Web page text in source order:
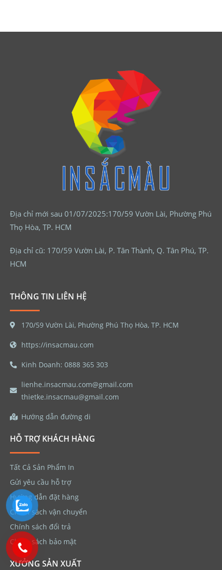
Địa chỉ mới sau 01/07/2025:170/59 Vườn Lài, Phường Phú
Thọ Hòa, TP. HCM
Địa chỉ cũ: 170/59 Vườn Lài, P. Tân Thành, Q. Tân Phú, TP.
HCM
THÔNG TIN LIÊN HỆ
170/59 Vườn Lài, Phường Phú Thọ Hòa, TP. HCM
https://insacmau.com
Kinh Doanh: 0888 365 303
lienhe.insacmau.com@gmail.com
thietke.insacmau@gmail.com
Hướng dẫn đường di
HỖ TRỢ KHÁCH HÀNG
Tất Cả Sản Phẩm In
Gửi yêu cầu hỗ trợ
Hướng dẫn đặt hàng
Chính sách vận chuyển
Chính sách đổi trả
Chính sách bảo mật
XƯỞNG SẢN XUẤT